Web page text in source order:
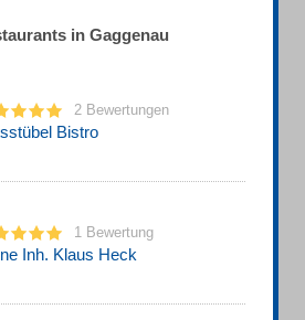
in Gaggenau
2 Bewertungen
Bistro
1 Bewertung
Inh. Klaus Heck